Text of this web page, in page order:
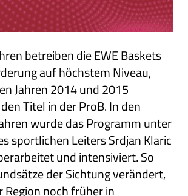
betreiben die EWE Baskets
auf höchstem Niveau,
Jahren 2014 und 2015
Titel in der ProB. In den
wurde das Programm unter
sportlichen Leiters Srdjan Klaric
und intensiviert. So
der Sichtung verändert,
Region noch früher in